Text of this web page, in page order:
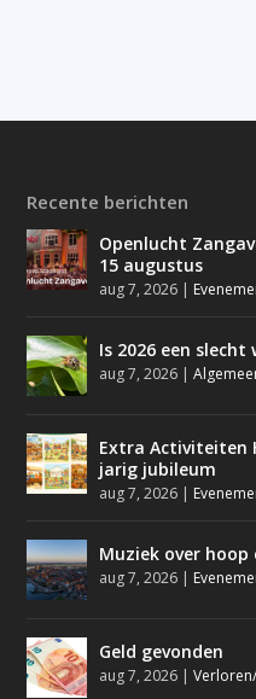
Recente berichten
Openlucht
15 augustus
aug 7, 2026 |
Is 2026 een slecht
aug 7, 2026 |
Extra Activiteiten
jarig jubileum
aug 7, 2026 |
Muziek over
aug 7, 2026 |
Geld gevonden
aug 7, 2026 |